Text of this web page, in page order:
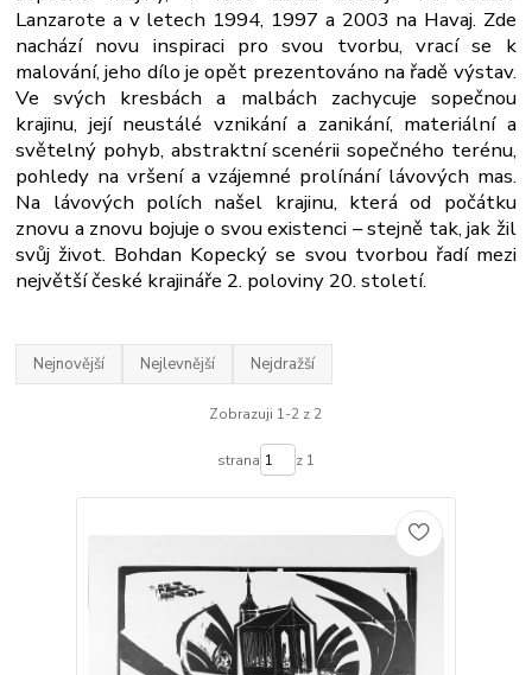
Lanzarote a v letech 1994, 1997 a 2003 na Havaj. Zde
nachází novu inspiraci pro svou tvorbu, vrací se k
malování, jeho dílo je opět prezentováno na řadě výstav.
Ve svých kresbách a malbách zachycuje sopečnou
krajinu, její neustálé vznikání a zanikání, materiální a
světelný pohyb, abstraktní scenérii sopečného terénu,
pohledy na vršení a vzájemné prolínání lávových mas.
Na lávových polích našel krajinu, která od počátku
znovu a znovu bojuje o svou existenci – stejně tak, jak žil
svůj život. Bohdan Kopecký se svou tvorbou řadí mezi
největší české krajináře 2. poloviny 20. století.
Nejnovější Nejlevnější Nejdražší
Zobrazuji 1-2 z 2
strana z 1